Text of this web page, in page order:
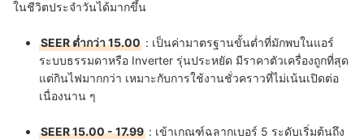
ในชีวิตประจำวันได้มากขึ้น
SEER ต่ำกว่า 15.00 : เป็นค่ามาตรฐานขั้นต่ำที่มักพบในแอร์
ระบบธรรมดาหรือ Inverter รุ่นประหยัด มีราคาตัวเครื่องถูกที่สุด
แต่กินไฟมากกว่า เหมาะกับการใช้งานชั่วคราวที่ไม่เน้นเปิดต่อ
เนื่องนาน ๆ
SEER 15.00 - 17.99 : เข้าเกณฑ์ฉลากเบอร์ 5 ระดับเริ่มต้นถึง